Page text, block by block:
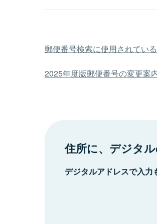
郵便番号検索に使用されてい
2025年度版郵便番号の変更案
住所に、デジタル
デジタルアドレスで入